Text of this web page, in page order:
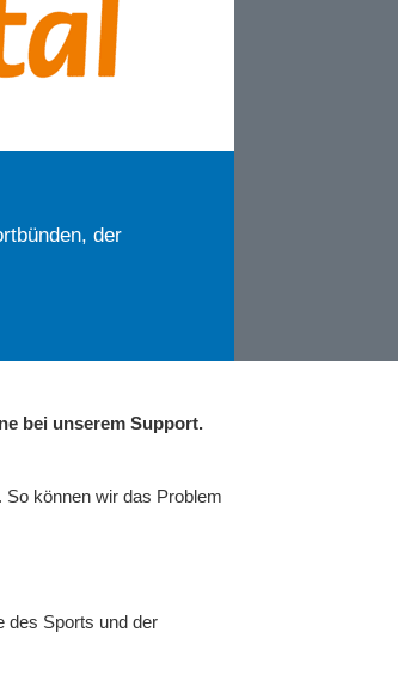
der
bei unserem Support.
können wir das Problem
des Sports und der